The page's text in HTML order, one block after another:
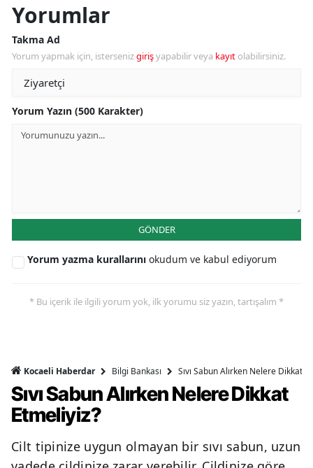
Yorumlar
Takma Ad
Yorum yapmak için, istersenizgirişyapabilir veya kayıt olabilirsiniz.
Yorum Yazın (500 Karakter)
GÖNDER
Yorum yazma kurallarını okudum ve kabul ediyorum
* Bu içerik ile ilgili yorum yok, ilk yorumu siz yazın, tartışalım *
Kocaeli Haberdar Bilgi Bankası Sıvı Sabun Alırken Nelere Dikkat
Sıvı Sabun Alırken Nelere Dikkat
Etmeliyiz?
Cilt tipinize uygun olmayan bir sıvı sabun, uzun